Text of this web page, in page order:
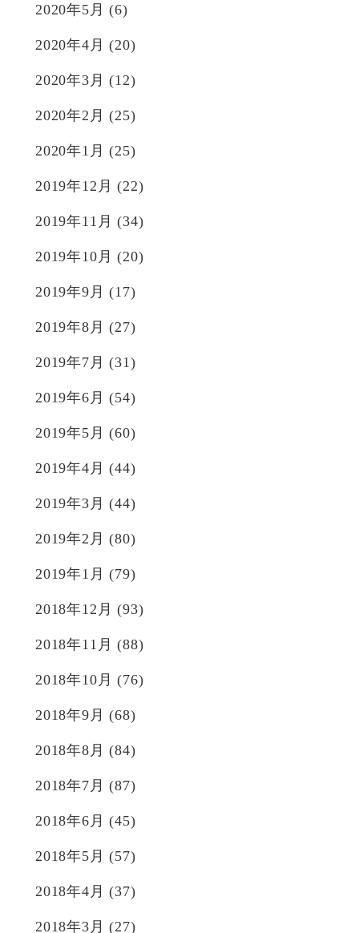
2020年5月 (6)
2020年4月 (20)
2020年3月 (12)
2020年2月 (25)
2020年1月 (25)
2019年12月 (22)
2019年11月 (34)
2019年10月 (20)
2019年9月 (17)
2019年8月 (27)
2019年7月 (31)
2019年6月 (54)
2019年5月 (60)
2019年4月 (44)
2019年3月 (44)
2019年2月 (80)
2019年1月 (79)
2018年12月 (93)
2018年11月 (88)
2018年10月 (76)
2018年9月 (68)
2018年8月 (84)
2018年7月 (87)
2018年6月 (45)
2018年5月 (57)
2018年4月 (37)
2018年3月 (27)